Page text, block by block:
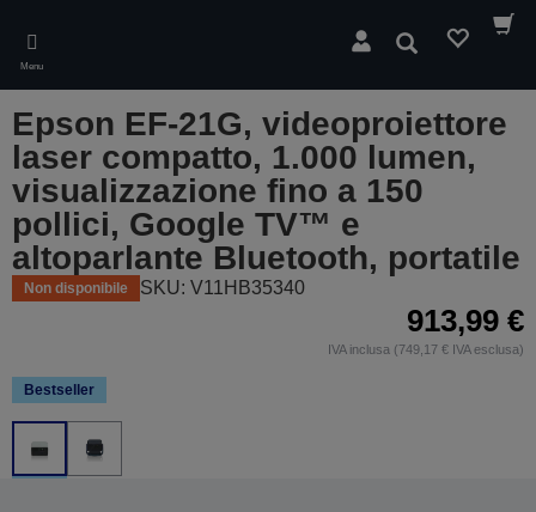
main
content
Menu
Cerca
Epson EF-21G, videoproiettore
laser compatto, 1.000 lumen,
visualizzazione fino a 150
pollici, Google TV™ e
altoparlante Bluetooth, portatile
Non disponibile SKU: V11HB35340
913,99 €
IVA inclusa (749,17 € IVA esclusa)
Bestseller